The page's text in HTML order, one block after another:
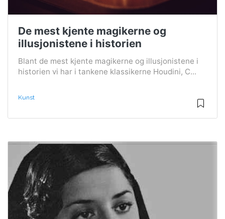
De mest kjente magikerne og
illusjonistene i historien
Blant de mest kjente magikerne og illusjonistene i
historien vi har i tankene klassikerne Houdini, C...
Kunst